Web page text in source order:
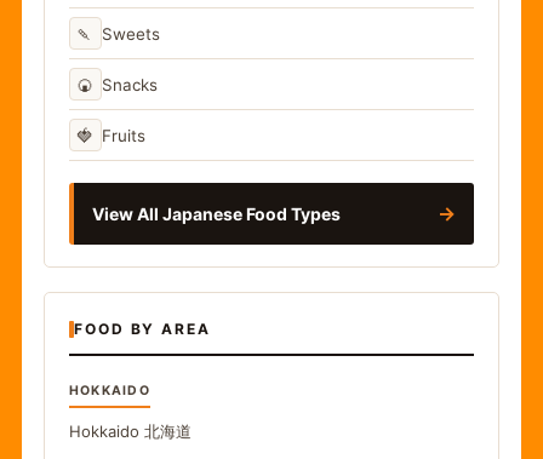
🍡 Sweets
🍘 Snacks
🍓 Fruits
View All Japanese Food Types →
FOOD BY AREA
HOKKAIDO
Hokkaido 北海道